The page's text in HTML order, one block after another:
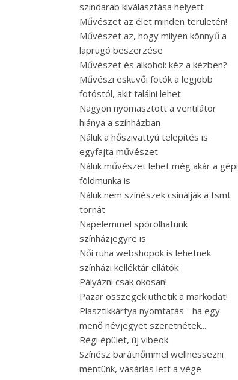
színdarab kiválasztása helyett
Művészet az élet minden területén!
Művészet az, hogy milyen könnyű a
laprugó beszerzése
Művészet és alkohol: kéz a kézben?
Művészi esküvői fotók a legjobb
fotóstól, akit találni lehet
Nagyon nyomasztott a ventilátor
hiánya a színházban
Náluk a hőszivattyú telepítés is
egyfajta művészet
Náluk művészet lehet még akár a gépi
földmunka is
Náluk nem színészek csinálják a tsmt
tornát
Napelemmel spórolhatunk
színházjegyre is
Női ruha webshopok is lehetnek
színházi kelléktár ellátók
Pályázni csak okosan!
Pazar összegek üthetik a markodat!
Plasztikkártya nyomtatás - ha egy
menő névjegyet szeretnétek...
Régi épület, új vibeok
Színész barátnőmmel wellnessezni
mentünk, vásárlás lett a vége